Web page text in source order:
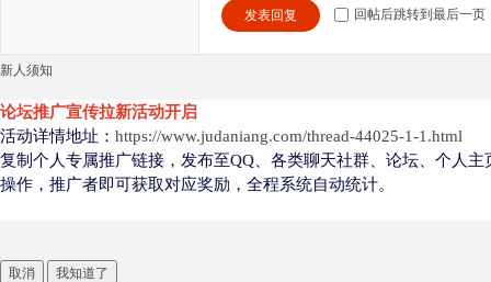
发表回复 回帖后跳转到最后一页
新人须知
论坛推广宣传拉新活动开启
活动详情地址： https://www.judaniang.com/thread-44025-1-1.html
复制个人专属推广链接，发布至QQ、各类聊天社群、论坛、个人
操作，推广者即可获取对应奖励，全程系统自动统计。
取消 我知道了